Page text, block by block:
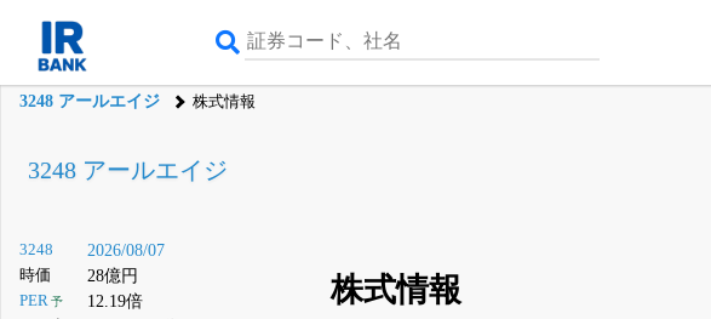
3248 アールエイジ 株式情報
3248 アールエイジ
3248 2026/08/07
時価 28億円
PER予 12.19倍 株式情報